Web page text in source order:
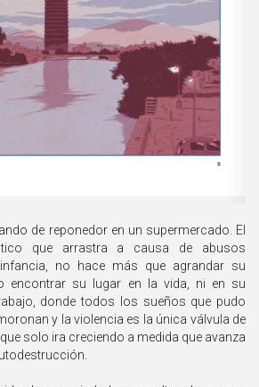
de reponedor en un supermercado. El
que arrastra a causa de abusos
no hace más que agrandar su
encontrar su lugar en la vida, ni en su
donde todos los sueños que pudo
y la violencia es la única válvula de
solo ira creciendo a medida que avanza